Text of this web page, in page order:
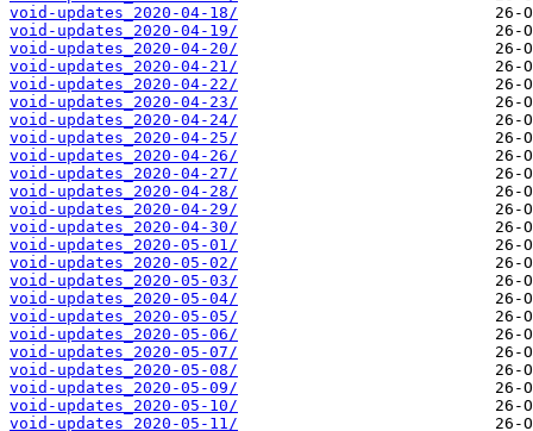
void-updates_2020-04-18/
void-updates_2020-04-19/
void-updates_2020-04-20/
void-updates_2020-04-21/
void-updates_2020-04-22/
void-updates_2020-04-23/
void-updates_2020-04-24/
void-updates_2020-04-25/
void-updates_2020-04-26/
void-updates_2020-04-27/
void-updates_2020-04-28/
void-updates_2020-04-29/
void-updates_2020-04-30/
void-updates_2020-05-01/
void-updates_2020-05-02/
void-updates_2020-05-03/
void-updates_2020-05-04/
void-updates_2020-05-05/
void-updates_2020-05-06/
void-updates_2020-05-07/
void-updates_2020-05-08/
void-updates_2020-05-09/
void-updates_2020-05-10/
void-updates_2020-05-11/